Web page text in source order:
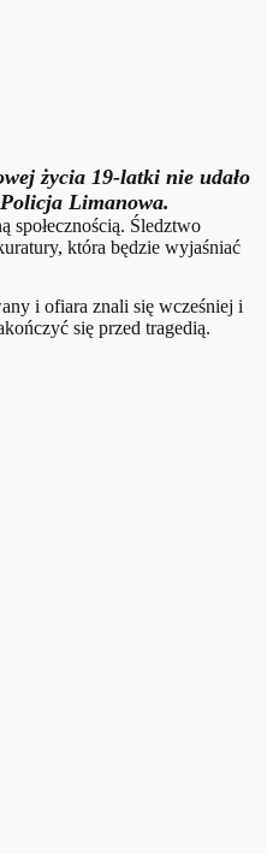
życia 19-latki nie udało
Limanowa.
społecznością. Śledztwo
która będzie wyjaśniać
i ofiara znali się wcześniej i
się przed tragedią.